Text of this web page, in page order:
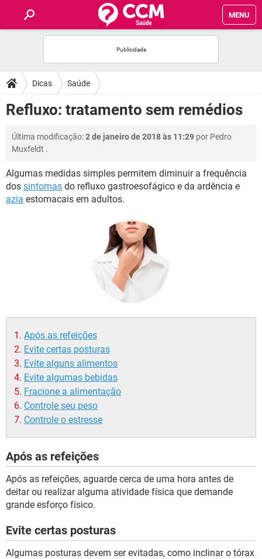
MENU
FÓRUM
SAÚDE
FAMÍLIA
BEM-ESTAR
Dicas Saúde
Refluxo: tratamento sem remédios
Última modificação:2 de janeiro de 2018 às 11:29 por Pedro
Muxfeldt .
Algumas medidas simples permitem diminuir a frequência
dos sintomas do refluxo gastroesofágico e da ardência e
azia estomacais em adultos.
Após as refeições
Evite certas posturas
Evite alguns alimentos
Evite algumas bebidas
Fracione a alimentação
Controle seu peso
Controle o estresse
Após as refeições
Após as refeições, aguarde cerca de uma hora antes de
deitar ou realizar alguma atividade física que demande
grande esforço físico.
Evite certas posturas
Algumas posturas devem ser evitadas, como inclinar o tórax